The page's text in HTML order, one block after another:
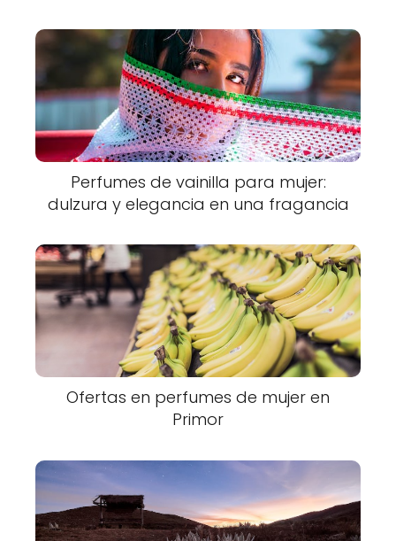
Perfumes de vainilla para mujer:
dulzura y elegancia en una fragancia
Ofertas en perfumes de mujer en
Primor